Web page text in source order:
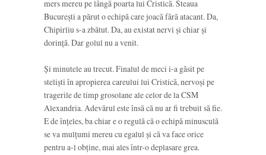
mers mereu pe lângă poarta lui Cristică. Steaua
București a părut o echipă care joacă fără atacant. Da,
Chipirliu s-a zbătut. Da, au existat nervi și chiar și
dorință. Dar golul nu a venit.
Și minutele au trecut. Finalul de meci i-a găsit pe
steliști în apropierea careului lui Cristică, nervoși pe
tragerile de timp grosolane ale celor de la CSM
Alexandria. Adevărul este însă că nu ar fi trebuit să fie.
E de înțeles, ba chiar e o regulă că o echipă minusculă
se va mulțumi mereu cu egalul și că va face orice
pentru a-l obține, mai ales într-o deplasare grea.